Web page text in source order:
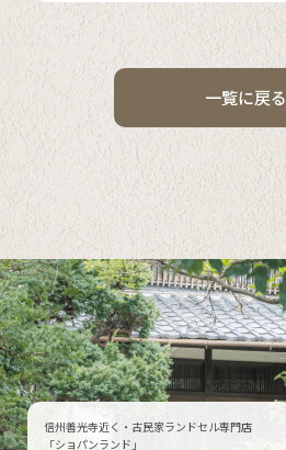
一覧に戻る
信州善光寺近く・古民家ランドセル専門店
「ショパンランド」